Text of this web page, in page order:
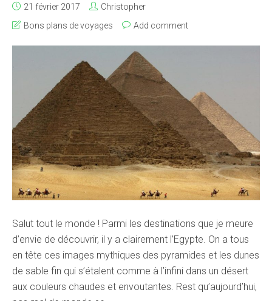
21 février 2017
Christopher
Bons plans de voyages
Add comment
Salut tout le monde ! Parmi les destinations que je meure
d’envie de découvrir, il y a clairement l’Egypte. On a tous
en tête ces images mythiques des pyramides et les dunes
de sable fin qui s’étalent comme à l’infini dans un désert
aux couleurs chaudes et envoutantes. Rest qu’aujourd’hui,